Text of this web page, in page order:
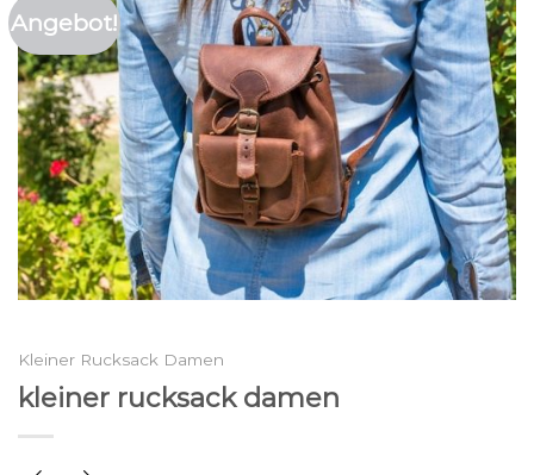
Angebot!
Kleiner Rucksack Damen
kleiner rucksack damen